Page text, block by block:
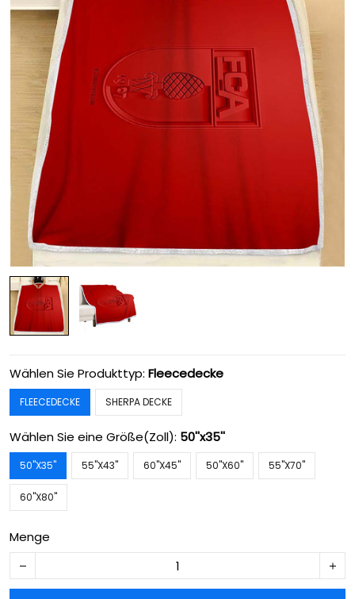
Wählen Sie Produkttyp: Fleecedecke
FLEECEDECKE SHERPA DECKE
Wählen Sie eine Größe(Zoll): 50''x35''
50''X35'' 55''X43'' 60''X45'' 50''X60'' 55''X70''
60''X80''
Menge